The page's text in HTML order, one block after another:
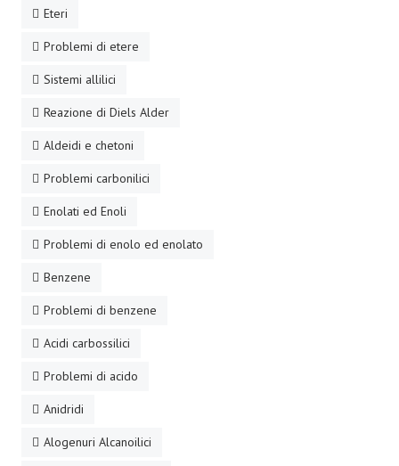
Eteri
Problemi di etere
Sistemi allilici
Reazione di Diels Alder
Aldeidi e chetoni
Problemi carbonilici
Enolati ed Enoli
Problemi di enolo ed enolato
Benzene
Problemi di benzene
Acidi carbossilici
Problemi di acido
Anidridi
Alogenuri Alcanoilici